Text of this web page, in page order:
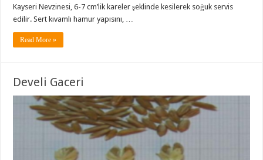
Kayseri Nevzinesi, 6-7 cm’lik kareler şeklinde kesilerek soğuk servis
edilir. Sert kıvamlı hamur yapısını, …
Read More »
Develi Gaceri